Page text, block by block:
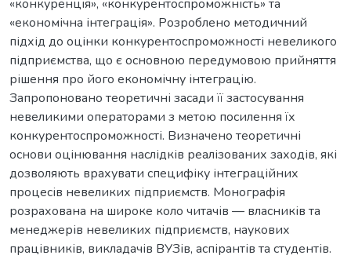
«конкуренція», «конкурентоспроможність» та
«економічна інтеграція». Розроблено методичний
підхід до оцінки конкурентоспроможності невеликого
підприємства, що є основною передумовою прийняття
рішення про його економічну інтеграцію.
Запропоновано теоретичні засади її застосування
невеликими операторами з метою посилення їх
конкурентоспроможності. Визначено теоретичні
основи оцінювання наслідків реалізованих заходів, які
дозволяють врахувати специфіку інтеграційних
процесів невеликих підприємств. Монографія
розрахована на широке коло читачів — власників та
менеджерів невеликих підприємств, наукових
працівників, викладачів ВУЗів, аспірантів та студентів.